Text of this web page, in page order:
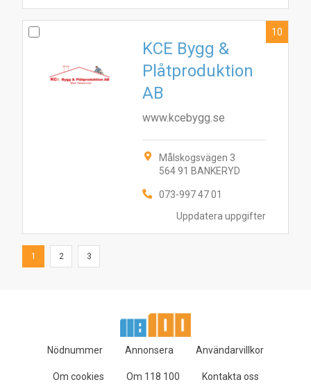
Uppdatera uppgifter
KCE Bygg &
Plåtproduktion
AB
www.kcebygg.se
Målskogsvägen 3
564 91 BANKERYD
073-997 47 01
10
1 2 3
Nödnummer Annonsera Användarvillkor
Om cookies Om 118 100 Kontakta oss